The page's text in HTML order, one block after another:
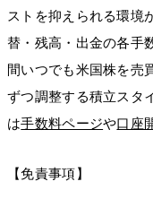
ストを抑えられる環境
替・残高・出金の各手
間いつでも米国株を売
ずつ調整する積立スタ
は手数料ページや口座
【免責事項】